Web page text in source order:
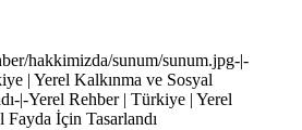
hakkimizda/sunum/sunum.jpg-|-
| Yerel Kalkınma ve Sosyal
|-Yerel Rehber | Türkiye | Yerel
Fayda İçin Tasarlandı